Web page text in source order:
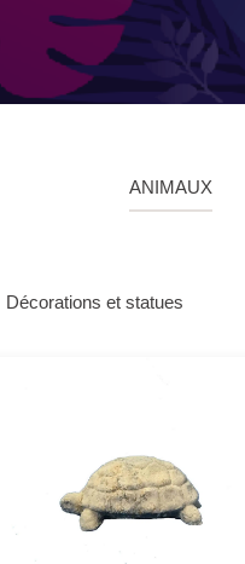
ANIMAUX
Décorations et statues